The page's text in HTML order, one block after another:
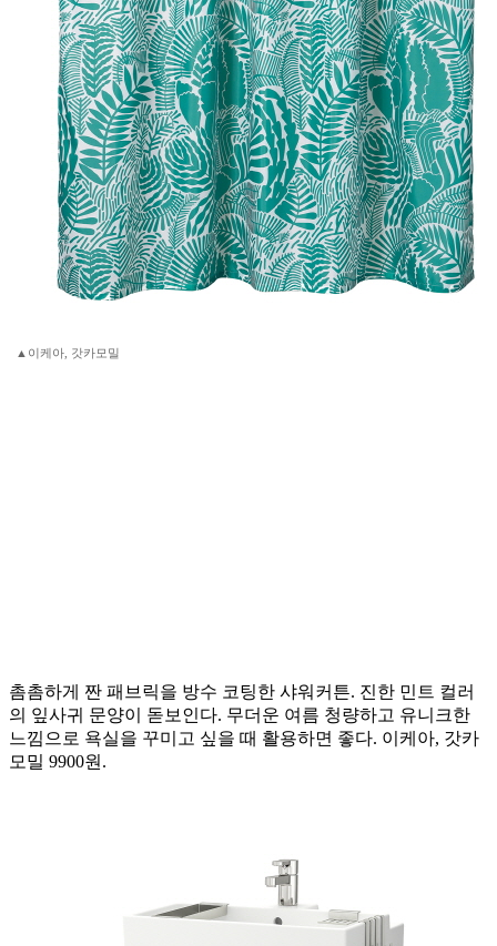
▲이케아, 갓카모밀
촘촘하게 짠 패브릭을 방수 코팅한 샤워커튼. 진한 민트 컬러
의 잎사귀 문양이 돋보인다. 무더운 여름 청량하고 유니크한
느낌으로 욕실을 꾸미고 싶을 때 활용하면 좋다. 이케아, 갓카
모밀 9900원.